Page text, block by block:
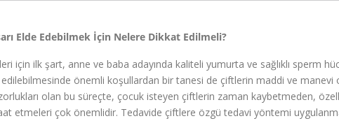
Elde Edebilmek İçin Nelere Dikkat Edilmeli?
için ilk şart, anne ve baba adayında kaliteli yumurta ve sağlıklı sperm
önemli koşullardan bir tanesi de çiftlerin maddi ve manevi
olan bu süreçte, çocuk isteyen çiftlerin zaman kaybetmeden,
etmeleri çok önemlidir. Tedavide çiftlere özgü tedavi yöntemi